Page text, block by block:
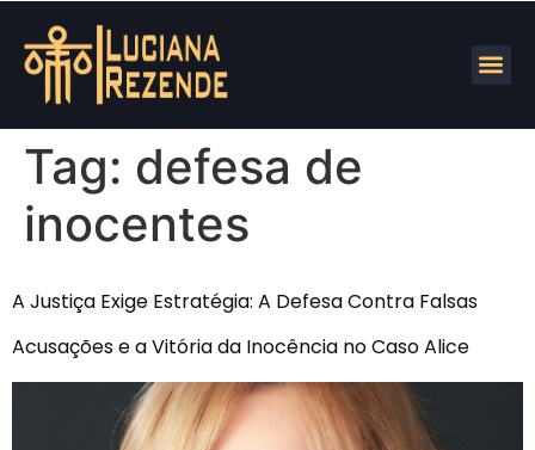
Tag: defesa de
inocentes
A Justiça Exige Estratégia: A Defesa Contra Falsas
Acusações e a Vitória da Inocência no Caso Alice